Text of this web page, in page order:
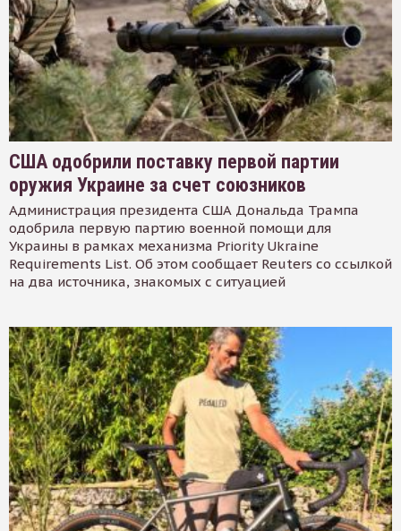
США одобрили поставку первой партии
оружия Украине за счет союзников
Администрация президента США Дональда Трампа
одобрила первую партию военной помощи для
Украины в рамках механизма Priority Ukraine
Requirements List. Об этом сообщает Reuters со ссылкой
на два источника, знакомых с ситуацией